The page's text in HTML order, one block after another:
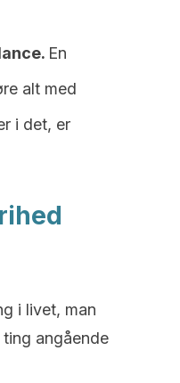
En
alt med
i det, er
i livet, man
angående